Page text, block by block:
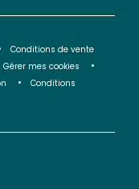
Conditions de vente
Gérer mes cookies
Conditions